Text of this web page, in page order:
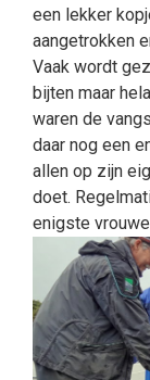
een lekker
aangetrokken
Vaak wordt
bijten maar
waren de
daar nog een
allen op zijn
doet.
enigste